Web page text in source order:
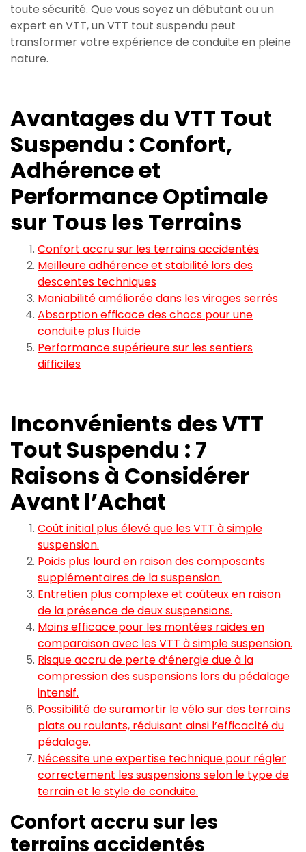
toute sécurité. Que vous soyez un débutant ou un
expert en VTT, un VTT tout suspendu peut
transformer votre expérience de conduite en pleine
nature.
Avantages du VTT Tout
Suspendu : Confort,
Adhérence et
Performance Optimale
sur Tous les Terrains
Confort accru sur les terrains accidentés
Meilleure adhérence et stabilité lors des
descentes techniques
Maniabilité améliorée dans les virages serrés
Absorption efficace des chocs pour une
conduite plus fluide
Performance supérieure sur les sentiers
difficiles
Inconvénients des VTT
Tout Suspendu : 7
Raisons à Considérer
Avant l’Achat
Coût initial plus élevé que les VTT à simple
suspension.
Poids plus lourd en raison des composants
supplémentaires de la suspension.
Entretien plus complexe et coûteux en raison
de la présence de deux suspensions.
Moins efficace pour les montées raides en
comparaison avec les VTT à simple suspension.
Risque accru de perte d’énergie due à la
compression des suspensions lors du pédalage
intensif.
Possibilité de suramortir le vélo sur des terrains
plats ou roulants, réduisant ainsi l’efficacité du
pédalage.
Nécessite une expertise technique pour régler
correctement les suspensions selon le type de
terrain et le style de conduite.
Confort accru sur les
terrains accidentés